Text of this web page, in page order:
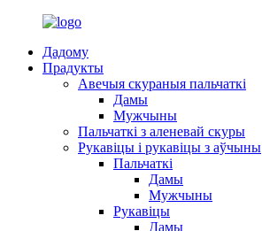
Дадому
Прадукты
Авечыя скураныя пальчаткі
Дамы
Мужчыны
Пальчаткі з аленевай скуры
Рукавіцы і рукавіцы з аўчыны
Пальчаткі
Дамы
Мужчыны
Рукавіцы
Дамы